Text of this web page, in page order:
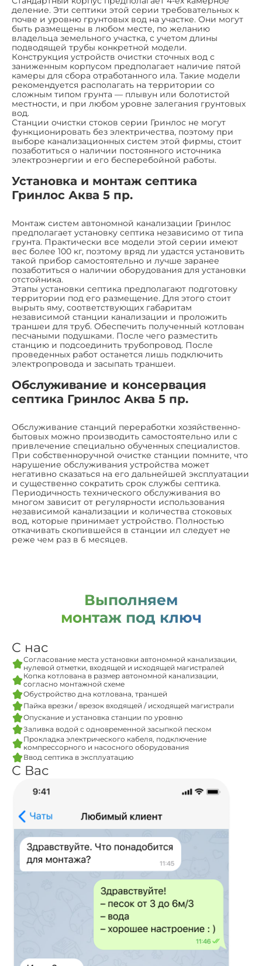
деление. Эти септики этой серии требовательных к
почве и уровню грунтовых вод на участке. Они могут
быть размещены в любом месте, по желанию
владельца земельного участка, с учетом длины
подводящей трубы конкретной модели.
Конструкция устройств очистки сточных вод с
заниженным корпусом предполагает наличие пятой
камеры для сбора отработанного ила. Такие модели
рекомендуется располагать на территории со
сложным типом грунта — плывун или болотистой
местности, и при любом уровне залегания грунтовых
вод.
Станции очистки стоков серии Гринлос не могут
функционировать без электричества, поэтому при
выборе канализационных систем этой фирмы, стоит
позаботиться о наличии постоянного источника
электроэнергии и его бесперебойной работы.
Установка и монтаж септика
Гринлос Аква 5 пр.
Монтаж систем автономной канализации Гринлос
предполагает установку септика независимо от типа
грунта. Практически все модели этой серии имеют
вес более 100 кг, поэтому вряд ли удастся установить
такой прибор самостоятельно и лучше заранее
позаботиться о наличии оборудования для установки
отстойника.
Этапы установки септика предполагают подготовку
территории под его размещение. Для этого стоит
вырыть яму, соответствующих габаритам
независимой станции канализации и проложить
траншеи для труб. Обеспечить полученный котлован
песчаными подушками. После чего разместить
станцию и подсоединить трубопровод. После
проведенных работ останется лишь подключить
электропровода и засыпать траншеи.
Обслуживание и консервация
септика Гринлос Аква 5 пр.
Обслуживание станций переработки хозяйственно-
бытовых можно производить самостоятельно или с
привлечение специально обученных специалистов.
При собственноручной очистке станции помните, что
нарушение обслуживания устройства может
негативно сказаться на его дальнейшей эксплуатации
и существенно сократить срок службы септика.
Периодичность технического обслуживания во
многом зависит от регулярности использования
независимой канализации и количества стоковых
вод, которые принимает устройство. Полностью
откачивать скопившейся в станции ил следует не
реже чем раз в 6 месяцев.
Выполняем
монтаж под ключ
С нас
Согласование места установки автономной канализации,
нулевой отметки, входящей и исходящей магистралей
Копка котлована в размер автономной канализации,
согласно монтажной схеме
Обустройство дна котлована, траншей
Пайка врезки / врезок входящей / исходящей магистрали
Опускание и установка станции по уровню
Заливка водой с одновременной засыпкой песком
Прокладка электрического кабеля, подключение
компрессорного и насосного оборудования
Ввод септика в эксплуатацию
С Вас